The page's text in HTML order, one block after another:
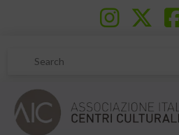
Search